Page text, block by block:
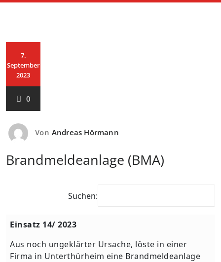
7.
September
2023
0
Von Andreas Hörmann
Brandmeldeanlage (BMA)
Suchen:
Einsatz 14/ 2023
Aus noch ungeklärter Ursache, löste in einer
Firma in Unterthürheim eine Brandmeldeanlage